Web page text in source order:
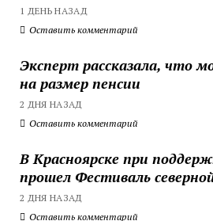
1 ДЕНЬ НАЗАД
Оставить комментарий
Эксперт рассказала, что
на размер пенсии
2 ДНЯ НАЗАД
Оставить комментарий
В Красноярске при
прошел Фестиваль
2 ДНЯ НАЗАД
Оставить комментарий